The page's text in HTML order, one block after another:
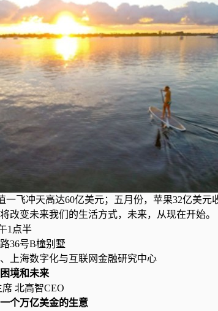
一飞冲天高达60亿美元；五月份，苹果32亿美元
改变未来我们的生活方式，未来，从现在开始。
1点半
36号B橦别墅
上海数字化与互联网金融研究中心
境和未来
北高智CEO
个万亿美金的生意